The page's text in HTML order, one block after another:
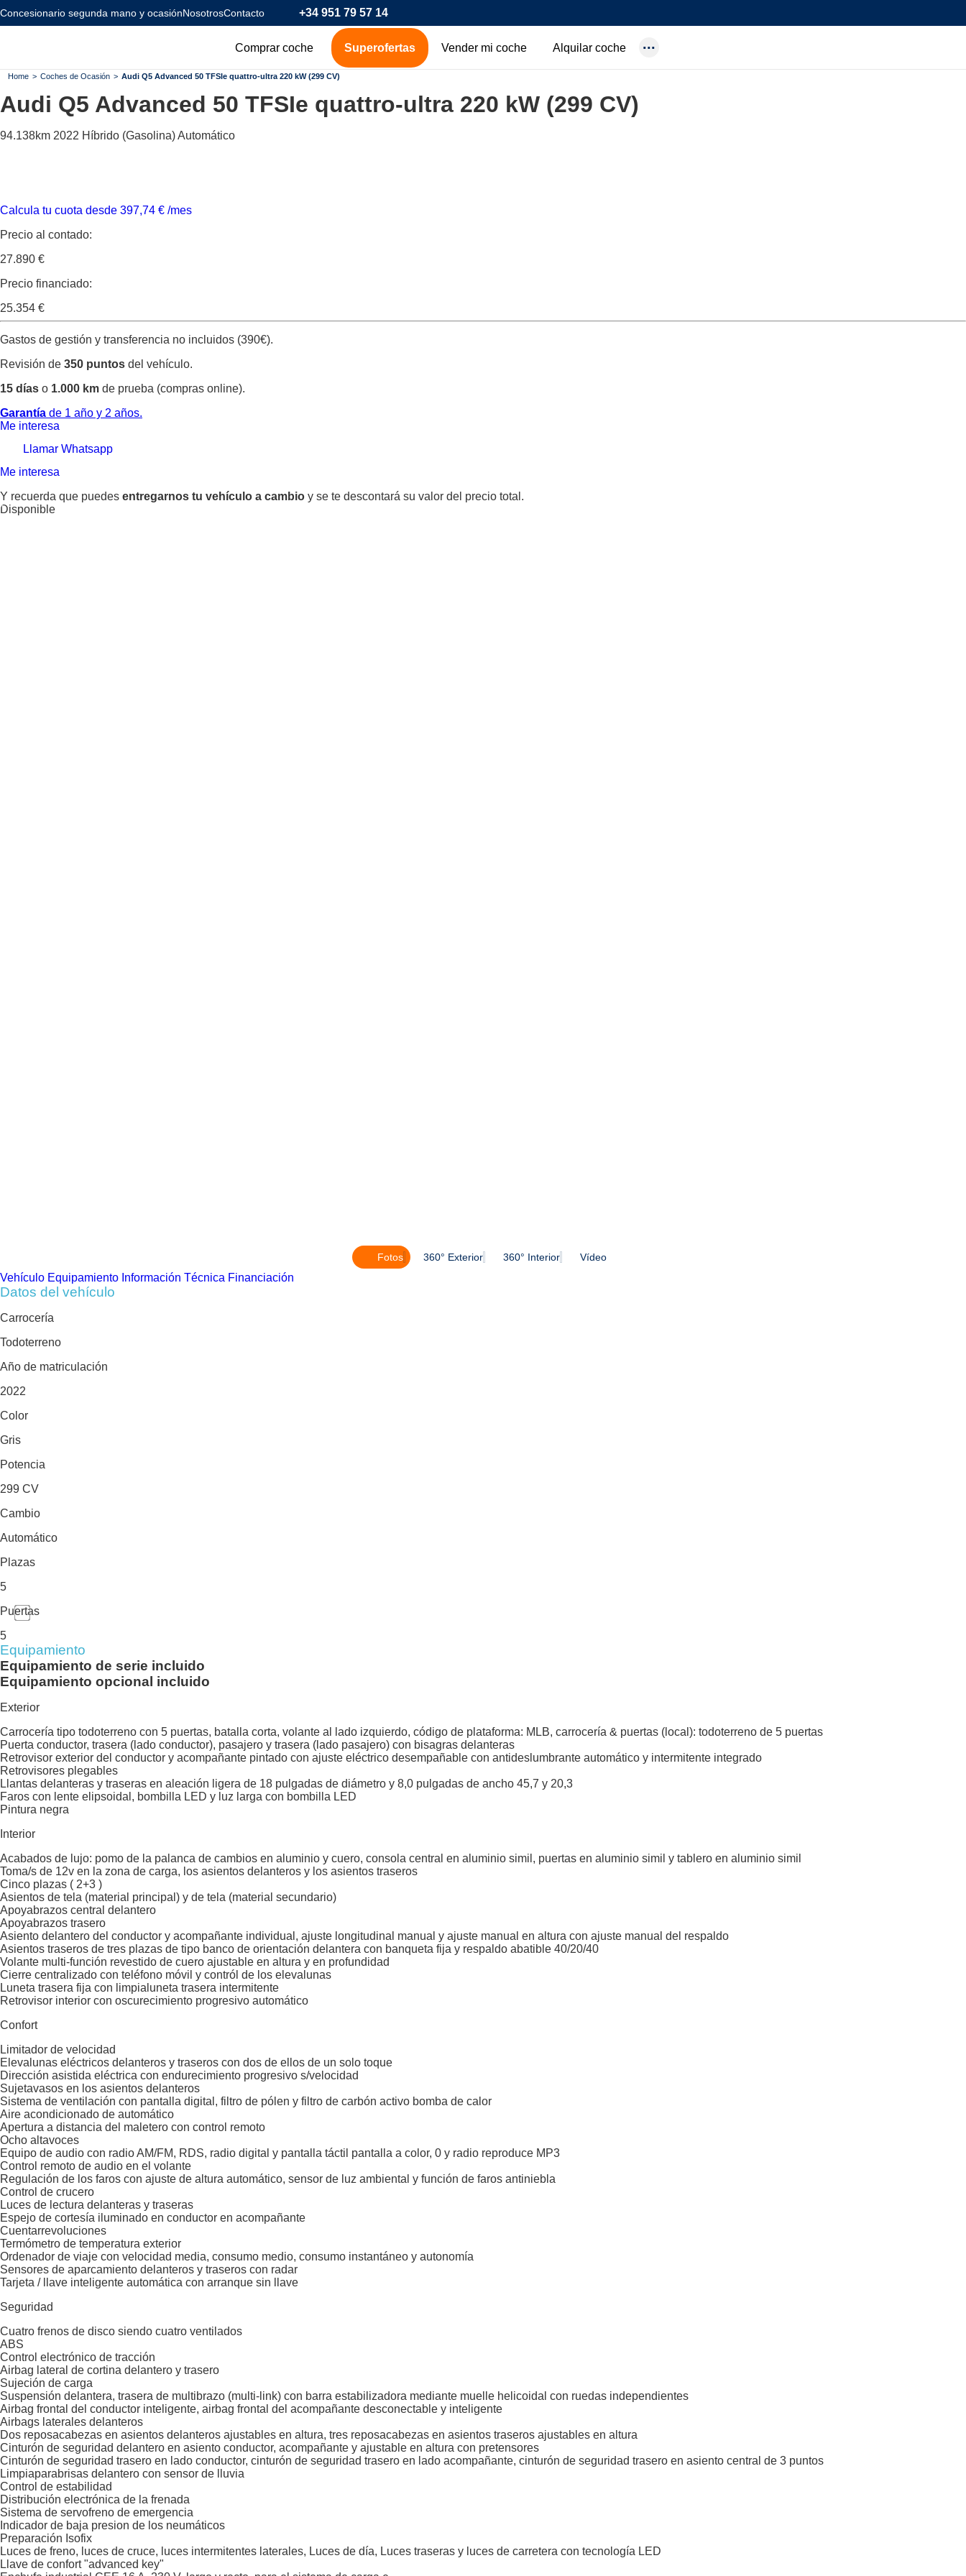
Concesionario segunda mano y ocasiónNosotrosContacto +34 951 79 57 14
Comprar coche
Todos los coches de ocasión
Coches Km0
Superofertas Vender mi coche Alquilar coche
Home > Coches de Ocasión > Audi Q5 Advanced 50 TFSIe quattro-ultra 220 kW (299 CV)
Audi Q5 Advanced 50 TFSIe quattro-ultra 220 kW (299 CV)
94.138km 2022 Híbrido (Gasolina)Automático
Calcula tu cuota desde 397,74 € /mes
Precio al contado:
27.890 €
Precio financiado:
25.354 €
Gastos de gestión y transferencia no incluidos (390€).
Revisión de 350 puntos del vehículo.
15 días o 1.000 km de prueba (compras online).
Garantía de 1 año y 2 años.
Me interesa
Llamar Whatsapp
Me interesa
Y recuerda que puedes entregarnos tu vehículo a cambio y se te descontará su valor del precio total.
Disponible
Fotos 360° Exterior 360° Interior Vídeo
Vehículo Equipamiento Información Técnica Financiación
Datos del vehículo
Carrocería
Todoterreno
Año de matriculación
2022
Color
Gris
Potencia
299 CV
Cambio
Automático
Plazas
5
Puertas
5
Equipamiento
Equipamiento de serie incluido
Equipamiento opcional incluido
Exterior
Carrocería tipo todoterreno con 5 puertas, batalla corta, volante al lado izquierdo, código de plataforma: MLB, carrocería & puertas (local): todoterreno de 5 puertas
Puerta conductor, trasera (lado conductor), pasajero y trasera (lado pasajero) con bisagras delanteras
Retrovisor exterior del conductor y acompañante pintado con ajuste eléctrico desempañable con antideslumbrante automático y intermitente integrado
Retrovisores plegables
Llantas delanteras y traseras en aleación ligera de 18 pulgadas de diámetro y 8,0 pulgadas de ancho 45,7 y 20,3
Faros con lente elipsoidal, bombilla LED y luz larga con bombilla LED
Pintura negra
Interior
Acabados de lujo: pomo de la palanca de cambios en aluminio y cuero, consola central en aluminio simil, puertas en aluminio simil y tablero en aluminio simil
Toma/s de 12v en la zona de carga, los asientos delanteros y los asientos traseros
Cinco plazas ( 2+3 )
Asientos de tela (material principal) y de tela (material secundario)
Apoyabrazos central delantero
Apoyabrazos trasero
Asiento delantero del conductor y acompañante individual, ajuste longitudinal manual y ajuste manual en altura con ajuste manual del respaldo
Asientos traseros de tres plazas de tipo banco de orientación delantera con banqueta fija y respaldo abatible 40/20/40
Volante multi-función revestido de cuero ajustable en altura y en profundidad
Cierre centralizado con teléfono móvil y contról de los elevalunas
Luneta trasera fija con limpialuneta trasera intermitente
Retrovisor interior con oscurecimiento progresivo automático
Confort
Limitador de velocidad
Elevalunas eléctricos delanteros y traseros con dos de ellos de un solo toque
Dirección asistida eléctrica con endurecimiento progresivo s/velocidad
Sujetavasos en los asientos delanteros
Sistema de ventilación con pantalla digital, filtro de pólen y filtro de carbón activo bomba de calor
Aire acondicionado de automático
Apertura a distancia del maletero con control remoto
Ocho altavoces
Equipo de audio con radio AM/FM, RDS, radio digital y pantalla táctil pantalla a color, 0 y radio reproduce MP3
Control remoto de audio en el volante
Regulación de los faros con ajuste de altura automático, sensor de luz ambiental y función de faros antiniebla
Control de crucero
Luces de lectura delanteras y traseras
Espejo de cortesía iluminado en conductor en acompañante
Cuentarrevoluciones
Termómetro de temperatura exterior
Ordenador de viaje con velocidad media, consumo medio, consumo instantáneo y autonomía
Sensores de aparcamiento delanteros y traseros con radar
Tarjeta / llave inteligente automática con arranque sin llave
Seguridad
Cuatro frenos de disco siendo cuatro ventilados
ABS
Control electrónico de tracción
Airbag lateral de cortina delantero y trasero
Sujeción de carga
Suspensión delantera, trasera de multibrazo (multi-link) con barra estabilizadora mediante muelle helicoidal con ruedas independientes
Airbag frontal del conductor inteligente, airbag frontal del acompañante desconectable y inteligente
Airbags laterales delanteros
Dos reposacabezas en asientos delanteros ajustables en altura, tres reposacabezas en asientos traseros ajustables en altura
Cinturón de seguridad delantero en asiento conductor, acompañante y ajustable en altura con pretensores
Cinturón de seguridad trasero en lado conductor, cinturón de seguridad trasero en lado acompañante, cinturón de seguridad trasero en asiento central de 3 puntos
Limpiaparabrisas delantero con sensor de lluvia
Control de estabilidad
Distribución electrónica de la frenada
Sistema de servofreno de emergencia
Indicador de baja presion de los neumáticos
Preparación Isofix
Luces de freno, luces de cruce, luces intermitentes laterales, Luces de día, Luces traseras y luces de carretera con tecnología LED
Llave de confort "advanced key"